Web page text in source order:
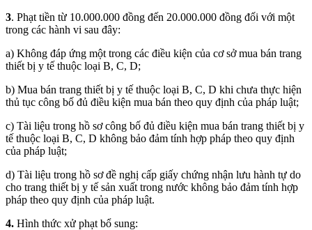
3. Phạt tiền từ 10.000.000 đồng đến 20.000.000 đồng đối với một
trong các hành vi sau đây:
a) Không đáp ứng một trong các điều kiện của cơ sở mua bán trang
thiết bị y tế thuộc loại B, C, D;
b) Mua bán trang thiết bị y tế thuộc loại B, C, D khi chưa thực hiện
thủ tục công bố đủ điều kiện mua bán theo quy định của pháp luật;
c) Tài liệu trong hồ sơ công bố đủ điều kiện mua bán trang thiết bị y
tế thuộc loại B, C, D không bảo đảm tính hợp pháp theo quy định
của pháp luật;
d) Tài liệu trong hồ sơ đề nghị cấp giấy chứng nhận lưu hành tự do
cho trang thiết bị y tế sản xuất trong nước không bảo đảm tính hợp
pháp theo quy định của pháp luật.
4. Hình thức xử phạt bổ sung: